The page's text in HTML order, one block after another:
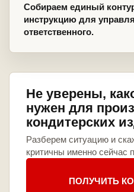
Собираем единый
инструкцию для
ответственного.
Не уверены,
нужен для
кондитерских
Разберем ситуацию и
критичны именно сейчас
ПОЛУЧИТЬ